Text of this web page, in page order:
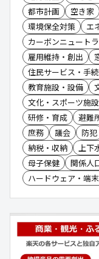
都市計画
空き家
環境保全対策
エ
カーボンニュート
雇用維持・創出
住民サービス・手
教育施設・設備
文化・スポーツ施設
研修・育成
避難
庶務
議会 防犯
納税・収納
上下
母子保健
関係人
ハードウェア・端